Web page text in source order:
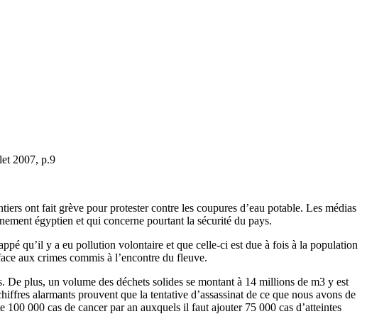
2007, p.9
ont fait grève pour protester contre les coupures d’eau potable. Les médias
égyptien et qui concerne pourtant la sécurité du pays.
qu’il y a eu pollution volontaire et que celle-ci est due à fois à la population
aux crimes commis à l’encontre du fleuve.
plus, un volume des déchets solides se montant à 14 millions de m3 y est
alarmants prouvent que la tentative d’assassinat de ce que nous avons de
000 cas de cancer par an auxquels il faut ajouter 75 000 cas d’atteintes